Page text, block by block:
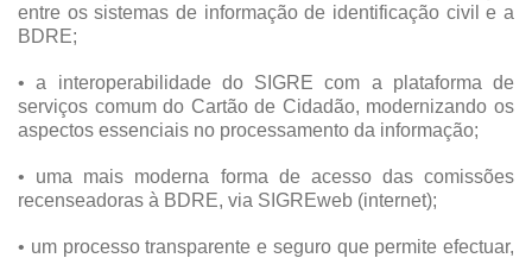
entre os sistemas de informação de identificação civil e a
BDRE;
• a interoperabilidade do SIGRE com a plataforma de
serviços comum do Cartão de Cidadão, modernizando os
aspectos essenciais no processamento da informação;
• uma mais moderna forma de acesso das comissões
recenseadoras à BDRE, via SIGREweb (internet);
• um processo transparente e seguro que permite efectuar,